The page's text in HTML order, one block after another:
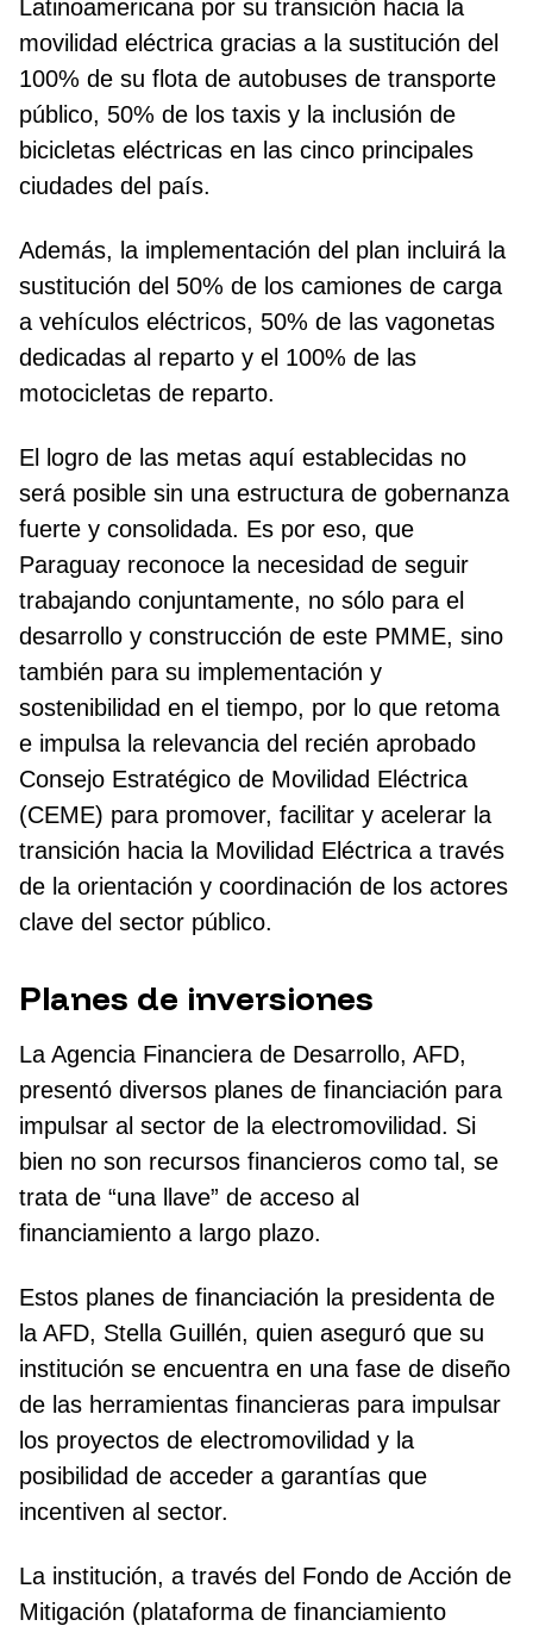
Latinoamericana por su transición hacia la
movilidad eléctrica gracias a la sustitución del
100% de su flota de autobuses de transporte
público, 50% de los taxis y la inclusión de
bicicletas eléctricas en las cinco principales
ciudades del país.
Además, la implementación del plan incluirá la
sustitución del 50% de los camiones de carga
a vehículos eléctricos, 50% de las vagonetas
dedicadas al reparto y el 100% de las
motocicletas de reparto.
El logro de las metas aquí establecidas no
será posible sin una estructura de gobernanza
fuerte y consolidada. Es por eso, que
Paraguay reconoce la necesidad de seguir
trabajando conjuntamente, no sólo para el
desarrollo y construcción de este PMME, sino
también para su implementación y
sostenibilidad en el tiempo, por lo que retoma
e impulsa la relevancia del recién aprobado
Consejo Estratégico de Movilidad Eléctrica
(CEME) para promover, facilitar y acelerar la
transición hacia la Movilidad Eléctrica a través
de la orientación y coordinación de los actores
clave del sector público.
Planes de inversiones
La Agencia Financiera de Desarrollo, AFD,
presentó diversos planes de financiación para
impulsar al sector de la electromovilidad. Si
bien no son recursos financieros como tal, se
trata de “una llave” de acceso al
financiamiento a largo plazo.
Estos planes de financiación la presidenta de
la AFD, Stella Guillén, quien aseguró que su
institución se encuentra en una fase de diseño
de las herramientas financieras para impulsar
los proyectos de electromovilidad y la
posibilidad de acceder a garantías que
incentiven al sector.
La institución, a través del Fondo de Acción de
Mitigación (plataforma de financiamiento